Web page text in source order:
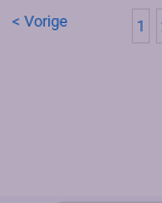
< Vorige 1